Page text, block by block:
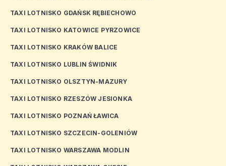
TAXI LOTNISKO GDAŃSK RĘBIECHOWO
TAXI LOTNISKO KATOWICE PYRZOWICE
TAXI LOTNISKO KRAKÓW BALICE
TAXI LOTNISKO LUBLIN ŚWIDNIK
TAXI LOTNISKO OLSZTYN-MAZURY
TAXI LOTNISKO RZESZÓW JESIONKA
TAXI LOTNISKO POZNAŃ ŁAWICA
TAXI LOTNISKO SZCZECIN-GOLENIÓW
TAXI LOTNISKO WARSZAWA MODLIN